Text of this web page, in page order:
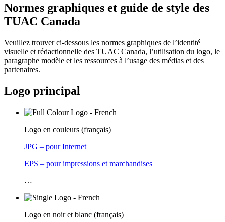
Normes graphiques et guide de style des
TUAC Canada
Veuillez trouver ci-dessous les normes graphiques de l’identité
visuelle et rédactionnelle des TUAC Canada, l’utilisation du logo, le
paragraphe modèle et les ressources à l’usage des médias et des
partenaires.
Logo principal
Logo en couleurs (français)
JPG – pour Internet
EPS – pour impressions et marchandises
…
Logo en noir et blanc (français)